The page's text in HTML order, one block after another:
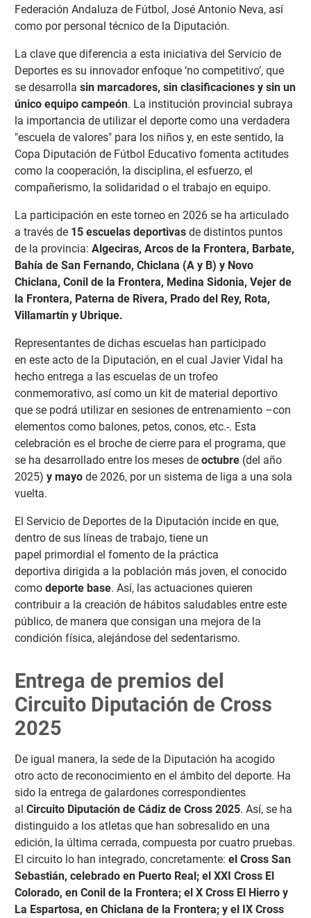
Federación Andaluza de Fútbol, José Antonio Neva, así
como por personal técnico de la Diputación.
La clave que diferencia a esta iniciativa del Servicio de
Deportes es su innovador enfoque ‘no competitivo’, que
se desarrolla sin marcadores, sin clasificaciones y sin un
único equipo campeón. La institución provincial subraya
la importancia de utilizar el deporte como una verdadera
"escuela de valores" para los niños y, en este sentido, la
Copa Diputación de Fútbol Educativo fomenta actitudes
como la cooperación, la disciplina, el esfuerzo, el
compañerismo, la solidaridad o el trabajo en equipo.
La participación en este torneo en 2026 se ha articulado
a través de 15 escuelas deportivasde distintos puntos
de la provincia: Algeciras, Arcos de la Frontera, Barbate,
Bahía de San Fernando, Chiclana (A y B) y Novo
Chiclana, Conil de la Frontera, Medina Sidonia, Vejer de
la Frontera, Paterna de Rivera, Prado del Rey, Rota,
Villamartín y Ubrique.
Representantes de dichas escuelas han participado
en este acto de la Diputación, en el cual Javier Vidal ha
hecho entrega a las escuelas de un trofeo
conmemorativo, así como un kit de material deportivo
que se podrá utilizar en sesiones de entrenamiento –con
elementos como balones, petos, conos, etc.-. Esta
celebración es el broche de cierre para el programa, que
se ha desarrollado entre los meses de octubre (del año
2025) y mayode 2026, por un sistema de liga a una sola
vuelta.
El Servicio de Deportes de la Diputación incide en que,
dentro de sus líneas de trabajo, tiene un
papel primordial el fomento de la práctica
deportiva dirigida a la población más joven, el conocido
como deporte base. Así, las actuaciones quieren
contribuir a la creación de hábitos saludables entre este
público, de manera que consigan una mejora de la
condición física, alejándose del sedentarismo.
Entrega de premios del
Circuito Diputación de Cross
2025
De igual manera, la sede de la Diputación ha acogido
otro acto de reconocimiento en el ámbito del deporte. Ha
sido la entrega de galardones correspondientes
al Circuito Diputación de Cádiz de Cross 2025. Así, se ha
distinguido a los atletas que han sobresalido en una
edición, la última cerrada, compuesta por cuatro pruebas.
El circuito lo han integrado, concretamente: el Cross San
Sebastián, celebrado en Puerto Real; el XXI Cross El
Colorado, en Conil de la Frontera; el X Cross El Hierro y
La Espartosa, en Chiclana de la Frontera; y el IX Cross